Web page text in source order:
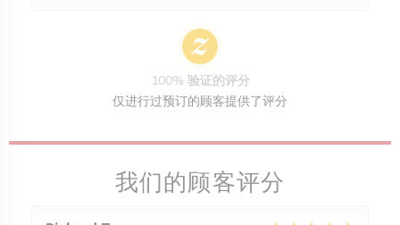
我们的顾客评分
100% 验证的评分
仅进行过预订的顾客提供了评分